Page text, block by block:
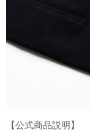
【公式商品説明】